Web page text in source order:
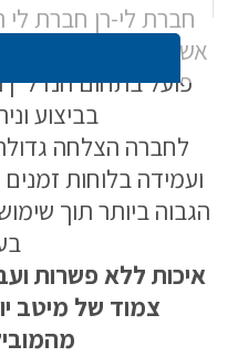
חברת לי-רן חברת
פועל בתחום הנדל"ן
בביצוע
לחברה הצלחה
ועמידה בלוחות
הגבוה ביותר תוך
איכות ללא פשרות
צמוד של מיטב